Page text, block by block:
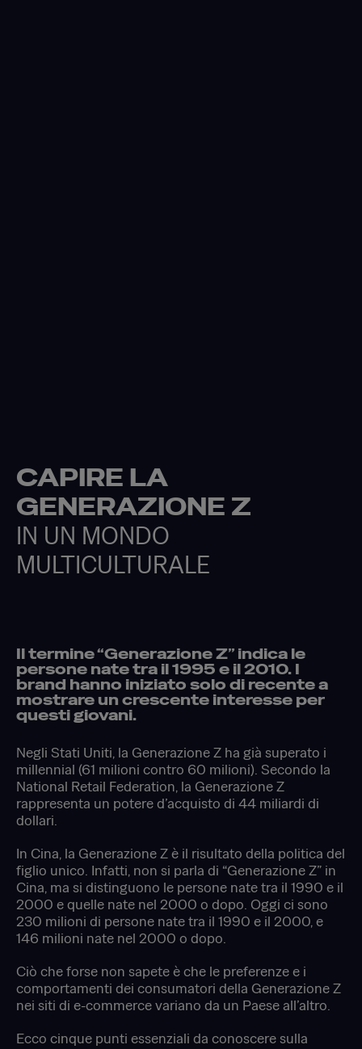
CAPIRE LA
GENERAZIONE Z
IN UN MONDO
MULTICULTURALE
Il termine “Generazione Z” indica le
persone nate tra il 1995 e il 2010. I
brand hanno iniziato solo di recente a
mostrare un crescente interesse per
questi giovani.
Negli Stati Uniti, la Generazione Z ha già superato i
millennial (61 milioni contro 60 milioni). Secondo la
National Retail Federation, la Generazione Z
rappresenta un potere d’acquisto di 44 miliardi di
dollari.
In Cina, la Generazione Z è il risultato della politica del
figlio unico. Infatti, non si parla di “Generazione Z” in
Cina, ma si distinguono le persone nate tra il 1990 e il
2000 e quelle nate nel 2000 o dopo. Oggi ci sono
230 milioni di persone nate tra il 1990 e il 2000, e
146 milioni nate nel 2000 o dopo.
Ciò che forse non sapete è che le preferenze e i
comportamenti dei consumatori della Generazione Z
nei siti di e-commerce variano da un Paese all’altro.
Ecco cinque punti essenziali da conoscere sulla